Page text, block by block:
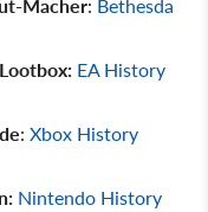
EA History
: Xbox History
Nintendo History